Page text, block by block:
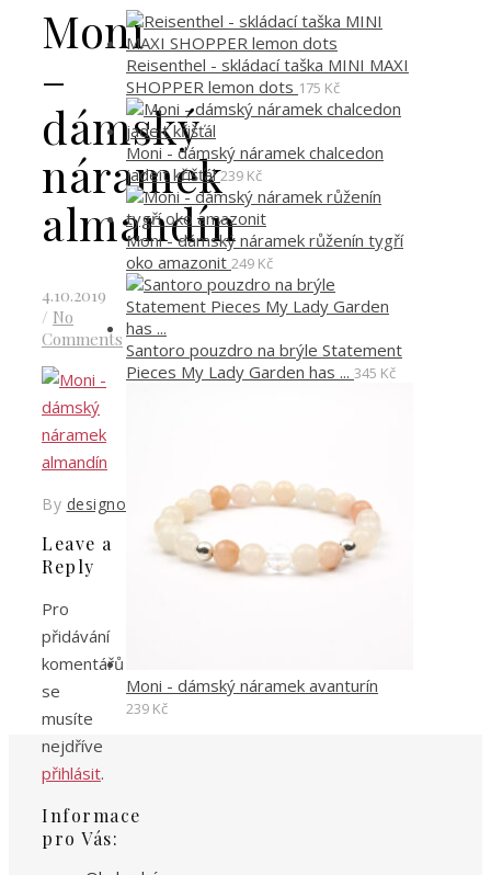
Moni
–
dámský
náramek
almandín
4.10.2019
/ No
Comments
By designoved
Leave a
Reply
Pro
přidávání
komentářů
se
musíte
nejdříve
přihlásit.
Reisenthel - skládací taška MINI MAXI
SHOPPER lemon dots 175 Kč
Moni - dámský náramek chalcedon
jadeit křišťál 239 Kč
Moni - dámský náramek růženín tygří
oko amazonit 249 Kč
Santoro pouzdro na brýle Statement
Pieces My Lady Garden has ... 345 Kč
Moni - dámský náramek avanturín
239 Kč
Informace
pro Vás: